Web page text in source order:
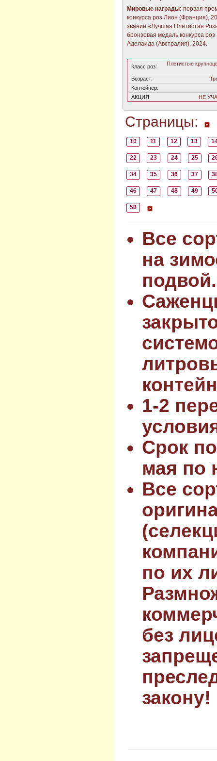
Мировые награды: первая
конкурса роз Лион (Франция),
звание «Лучшая Плетистая
бронзовая медаль конкурса роз
Аделаида (Австралия), 2024.
Класс роз: Плетистые
Возраст:
Контейнер:
АКЦИЯ:
НЕ
Страницы:
10 11 12 13
22 23 24 25
34 35 36 37
46 47 48 49
58
Все
на
подвой.
1-2
Срок
мая по
Все
по их
без
закону!